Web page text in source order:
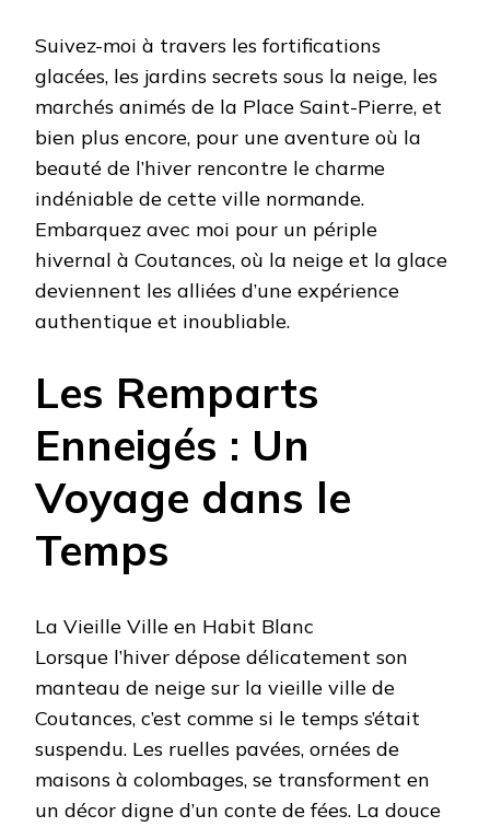
Suivez-moi à travers les fortifications
glacées, les jardins secrets sous la neige, les
marchés animés de la Place Saint-Pierre, et
bien plus encore, pour une aventure où la
beauté de l’hiver rencontre le charme
indéniable de cette ville normande.
Embarquez avec moi pour un périple
hivernal à Coutances, où la neige et la glace
deviennent les alliées d’une expérience
authentique et inoubliable.
Les Remparts
Enneigés : Un
Voyage dans le
Temps
La Vieille Ville en Habit Blanc
Lorsque l’hiver dépose délicatement son
manteau de neige sur la vieille ville de
Coutances, c’est comme si le temps s’était
suspendu. Les ruelles pavées, ornées de
maisons à colombages, se transforment en
un décor digne d’un conte de fées. La douce